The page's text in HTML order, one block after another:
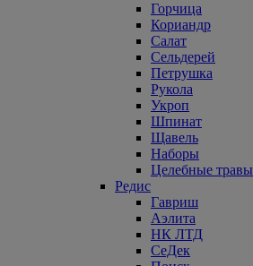
Горчица
Кориандр
Салат
Сельдерей
Петрушка
Рукола
Укроп
Шпинат
Щавель
Наборы
Целебные травы
Редис
Гавриш
Аэлита
НК ЛТД
СеДек